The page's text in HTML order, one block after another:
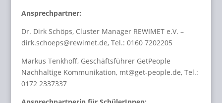
Ansprechpartner:
Dr. Dirk Schöps, Cluster Manager REWIMET e.V. –
dirk.schoeps@rewimet.de, Tel.: 0160 7202205
Markus Tenkhoff, Geschäftsführer GetPeople
Nachhaltige Kommunikation, mt@get-people.de, Tel.:
0172 2337337